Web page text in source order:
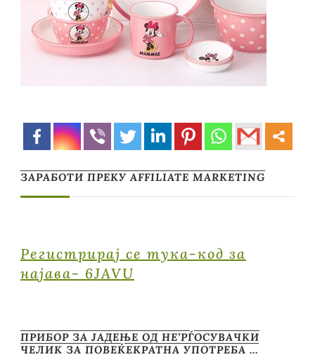
ЗАРАБОТИ ПРЕКУ AFFILIATE MARKETING
Регистрирај се тука-код за
најава- 6JAVU
ПРИБОР ЗА ЈАДЕЊЕ ОД НЕ’РЃОСУВАЧКИ
ЧЕЛИК ЗА ПОВЕЌЕКРАТНА УПОТРЕБА …